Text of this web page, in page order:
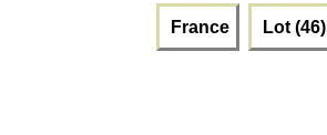
France Lot (46)